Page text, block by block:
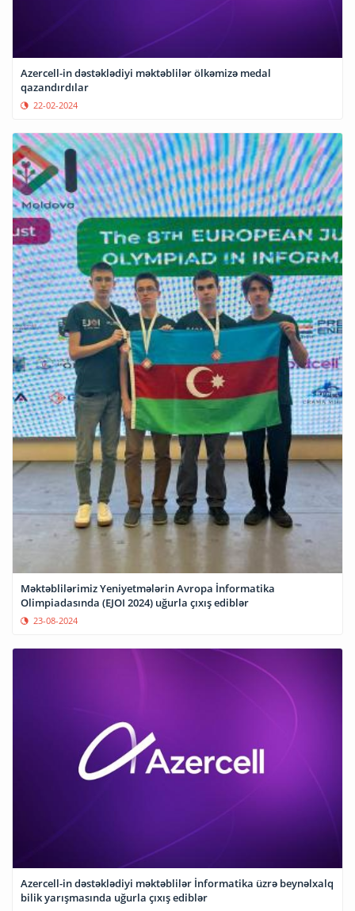
Azercell-in dəstəklədiyi məktəblilər ölkəmizə medal
qazandırdılar
22-02-2024
Məktəblilərimiz Yeniyetmələrin Avropa İnformatika
Olimpiadasında (EJOI 2024) uğurla çıxış ediblər
23-08-2024
Azercell-in dəstəklədiyi məktəblilər İnformatika üzrə beynəlxalq
bilik yarışmasında uğurla çıxış ediblər